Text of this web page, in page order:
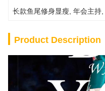
长款鱼尾修身显瘦 年会主持
Product Description